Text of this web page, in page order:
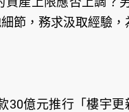
節，務求汲取經驗
30億元推行「樓宇